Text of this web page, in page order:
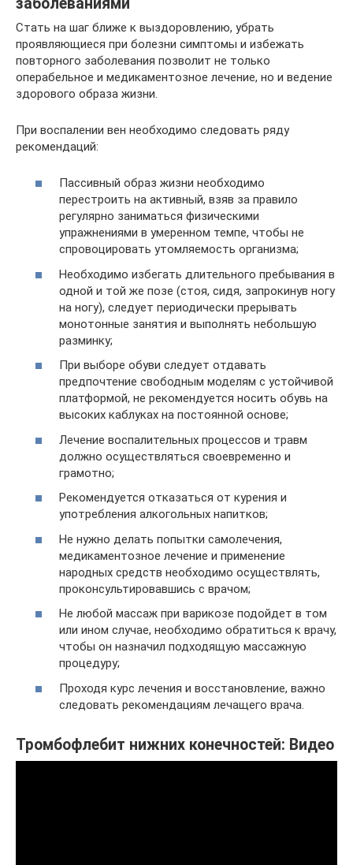
Стать на шаг ближе к выздоровлению, убрать
проявляющиеся при болезни симптомы и избежать
повторного заболевания позволит не только
операбельное и медикаментозное лечение, но и ведение
здорового образа жизни.
При воспалении вен необходимо следовать ряду
рекомендаций:
Пассивный образ жизни необходимо
перестроить на активный, взяв за правило
регулярно заниматься физическими
упражнениями в умеренном темпе, чтобы не
спровоцировать утомляемость организма;
Необходимо избегать длительного пребывания в
одной и той же позе (стоя, сидя, запрокинув ногу
на ногу), следует периодически прерывать
монотонные занятия и выполнять небольшую
разминку;
При выборе обуви следует отдавать
предпочтение свободным моделям с устойчивой
платформой, не рекомендуется носить обувь на
высоких каблуках на постоянной основе;
Лечение воспалительных процессов и травм
должно осуществляться своевременно и
грамотно;
Рекомендуется отказаться от курения и
употребления алкогольных напитков;
Не нужно делать попытки самолечения,
медикаментозное лечение и применение
народных средств необходимо осуществлять,
проконсультировавшись с врачом;
Не любой массаж при варикозе подойдет в том
или ином случае, необходимо обратиться к врачу,
чтобы он назначил подходящую массажную
процедуру;
Проходя курс лечения и восстановление, важно
следовать рекомендациям лечащего врача.
Тромбофлебит нижних конечностей: Видео